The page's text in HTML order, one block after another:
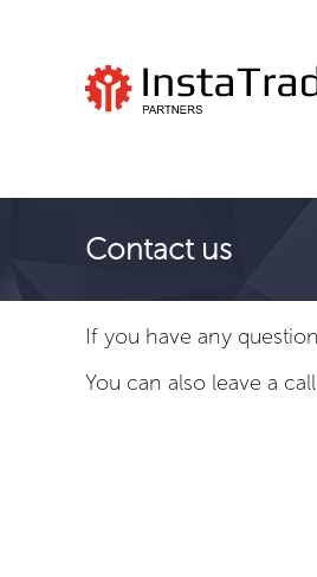
Contact us
If you have any
You can also leave a